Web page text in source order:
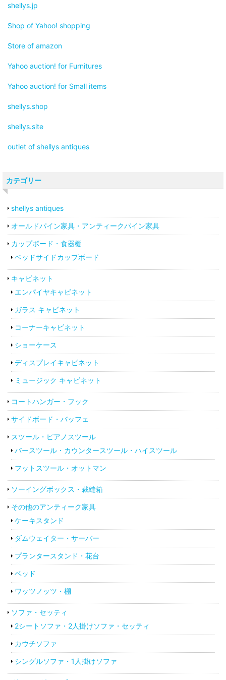
shellys.jp
Shop of Yahoo! shopping
Store of amazon
Yahoo auction! for Furnitures
Yahoo auction! for Small items
shellys.shop
shellys.site
outlet of shellys antiques
カテゴリー
shellys antiques
オールドパイン家具・アンティークパイン家具
カップボード・食器棚
ベッドサイドカップボード
キャビネット
エンパイヤキャビネット
ガラス キャビネット
コーナーキャビネット
ショーケース
ディスプレイキャビネット
ミュージック キャビネット
コートハンガー・フック
サイドボード・バッフェ
スツール・ピアノスツール
バースツール・カウンタースツール・ハイスツール
フットスツール・オットマン
ソーイングボックス・裁縫箱
その他のアンティーク家具
ケーキスタンド
ダムウェイター・サーバー
プランタースタンド・花台
ベッド
ワッツノッツ・棚
ソファ・セッティ
2シートソファ・2人掛けソファ・セッティ
カウチソファ
シングルソファ・1人掛けソファ